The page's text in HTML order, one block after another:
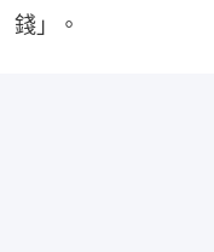
錢」。